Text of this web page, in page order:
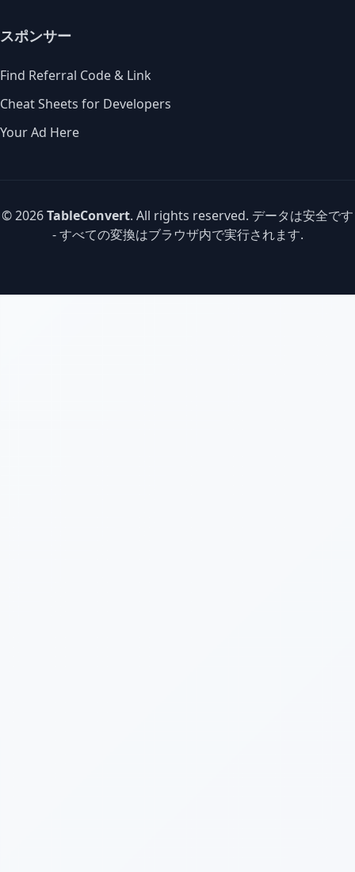
スポンサー
Find Referral Code & Link
Cheat Sheets for Developers
Your Ad Here
© 2026TableConvert. All rights reserved. データは安全です
- すべての変換はブラウザ内で実行されます.